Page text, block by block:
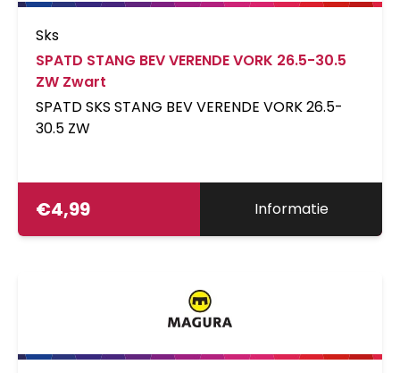
Sks
SPATD STANG BEV VERENDE VORK 26.5-30.5
ZW Zwart
SPATD SKS STANG BEV VERENDE VORK 26.5-
30.5 ZW
€4,99 Informatie